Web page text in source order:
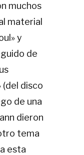
muchos
material
y
de
(del disco
de una
dieron
tema
esta